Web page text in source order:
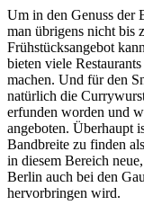
Um in den Genuss der
man übrigens nicht bis
Frühstücksangebot
bieten viele
machen. Und für den
natürlich die
erfunden worden und
angeboten. Überhaupt
Bandbreite zu finden
in diesem Bereich
Berlin auch bei den
hervorbringen wird.